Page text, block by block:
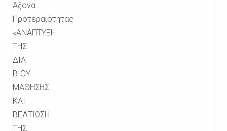
Άξονα
Προτεραιότητας
«ΑΝΑΠΤΥΞΗ
ΤΗΣ
ΔΙΑ
ΒΙΟΥ
ΜΑΘΗΣΗΣ
ΚΑΙ
ΒΕΛΤΙΩΣΗ
ΤΗΣ